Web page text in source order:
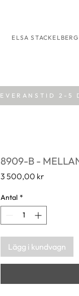
ELSA STACKELBERG
8909-B -
3 500,00 kr
Antal *
Lägg i kundvagn